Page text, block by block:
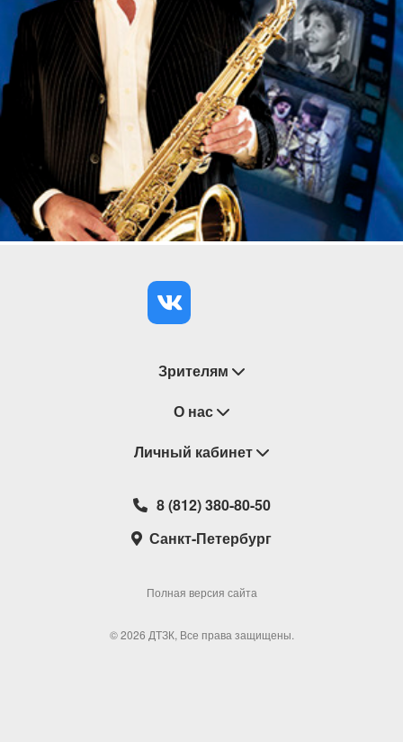
монументальность. Дом учёных бережно
сохраняет интерьеры парадных залов и
великокняжеских кабинетов, уникальные
художественные коллекции.
Внимание! В продаже билеты двух
категорий — билет с экскурсией за час до
начала концерта и без экскурсии.
Исполнители:Квартет Four Seasons;
Призёры международных конкурсов танго
Неверов Иван и Карпачева Анна.
Продолжительность концерта: 1 час 15 минут.
Зрителям
Восстановление билетов
Замена / Отмена / Перенос мероприятий
Возврат билетов
Новости
О нас
О компании
Театральные кассы
Наши партнеры
Школьная программа
Личный кабинет
Избранное
8 (812) 380-80-50
Санкт-Петербург
Полная версия сайта
© 2026 ДТЗК, Все права защищены.